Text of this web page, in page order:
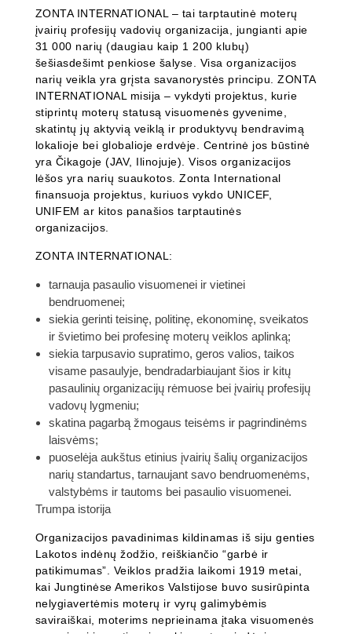
ZONTA INTERNATIONAL – tai tarptautinė moterų
įvairių profesijų vadovių organizacija, jungianti apie
31 000 narių (daugiau kaip 1 200 klubų)
šešiasdešimt penkiose šalyse. Visa organizacijos
narių veikla yra grįsta savanorystės principu. ZONTA
INTERNATIONAL misija – vykdyti projektus, kurie
stiprintų moterų statusą visuomenės gyvenime,
skatintų jų aktyvią veiklą ir produktyvų bendravimą
lokalioje bei globalioje erdvėje. Centrinė jos būstinė
yra Čikagoje (JAV, Ilinojuje). Visos organizacijos
lėšos yra narių suaukotos. Zonta International
finansuoja projektus, kuriuos vykdo UNICEF,
UNIFEM ar kitos panašios tarptautinės
organizacijos.
ZONTA INTERNATIONAL:
tarnauja pasaulio visuomenei ir vietinei
bendruomenei;
siekia gerinti teisinę, politinę, ekonominę, sveikatos
ir švietimo bei profesinę moterų veiklos aplinką;
siekia tarpusavio supratimo, geros valios, taikos
visame pasaulyje, bendradarbiaujant šios ir kitų
pasaulinių organizacijų rėmuose bei įvairių profesijų
vadovų lygmeniu;
skatina pagarbą žmogaus teisėms ir pagrindinėms
laisvėms;
puoselėja aukštus etinius įvairių šalių organizacijos
narių standartus, tarnaujant savo bendruomenėms,
valstybėms ir tautoms bei pasaulio visuomenei.
Trumpa istorija
Organizacijos pavadinimas kildinamas iš siju genties
Lakotos indėnų žodžio, reiškiančio “garbė ir
patikimumas”. Veiklos pradžia laikomi 1919 metai,
kai Jungtinėse Amerikos Valstijose buvo susirūpinta
nelygiavertėmis moterų ir vyrų galimybėmis
saviraiškai, moterims neprieinama įtaka visuomenės